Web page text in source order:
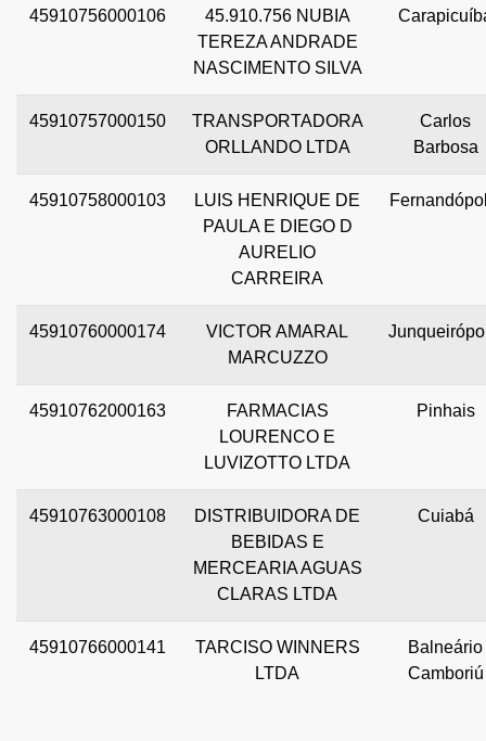
45910756000106
45.910.756 NUBIA
TEREZA ANDRADE
NASCIMENTO SILVA
45910757000150
TRANSPORTADORA
ORLLANDO LTDA
Carlos
Barbosa
45910758000103
LUIS HENRIQUE DE
PAULA E DIEGO D
AURELIO
CARREIRA
45910760000174
VICTOR AMARAL
MARCUZZO
45910762000163
FARMACIAS
LOURENCO E
LUVIZOTTO LTDA
Pinhais
45910763000108
DISTRIBUIDORA DE
BEBIDAS E
MERCEARIA AGUAS
CLARAS LTDA
Cuiabá
45910766000141
TARCISO WINNERS
LTDA
Balneário
Camboriú